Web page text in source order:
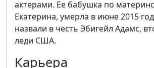
актерами. Ее бабушка по
Екатерина, умерла в июне 2015
назвали в честь Эбигейл Адамс,
леди США.
Карьера